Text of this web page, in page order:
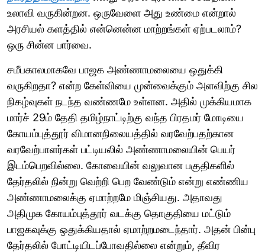
உலாவி வருகின்றன. ஒருவேளை அது உண்மை என்றால்
அரசியல் களத்தில் என்னென்ன மாற்றங்கள் ஏற்படலாம்?
ஒரு சின்ன பார்வை.
சமீபகாலமாகவே பாஜக அண்ணாமலையை ஒதுக்கி
வருகிறதா? என்ற கேள்வியை முன்வைக்கும் அளவிற்கு சில
நிகழ்வுகள் நடந்த வண்ணமே உள்ளன. அதில் முக்கியமாக
மார்ச் 29ம் தேதி தமிழ்நாட்டிற்கு வந்த பிரதமர் மோடியை
கோயம்புத்தூர் விமானநிலையத்தில் வரவேற்பதற்கான
வரவேற்பாளர்கள் பட்டியலில் அண்ணாமலையின் பெயர்
இடம்பெறவில்லை. கோவையின் வலுவான பகுதிகளில்
தேர்தலில் நின்று வெற்றி பெற வேண்டும் என்று எண்ணிய
அண்ணாமலைக்கு ஏமாற்றமே மிஞ்சியது. அதாவது
அதிமுக கோயம்புத்தூர் வடக்கு தொகுதியை மட்டும்
பாஜகவுக்கு ஒதுக்கியதால் ஏமாற்றமடைந்தார். அதன் பின்பு
தேர்தலில் போட்டியிடப்போவதில்லை என்றும், தீவிர